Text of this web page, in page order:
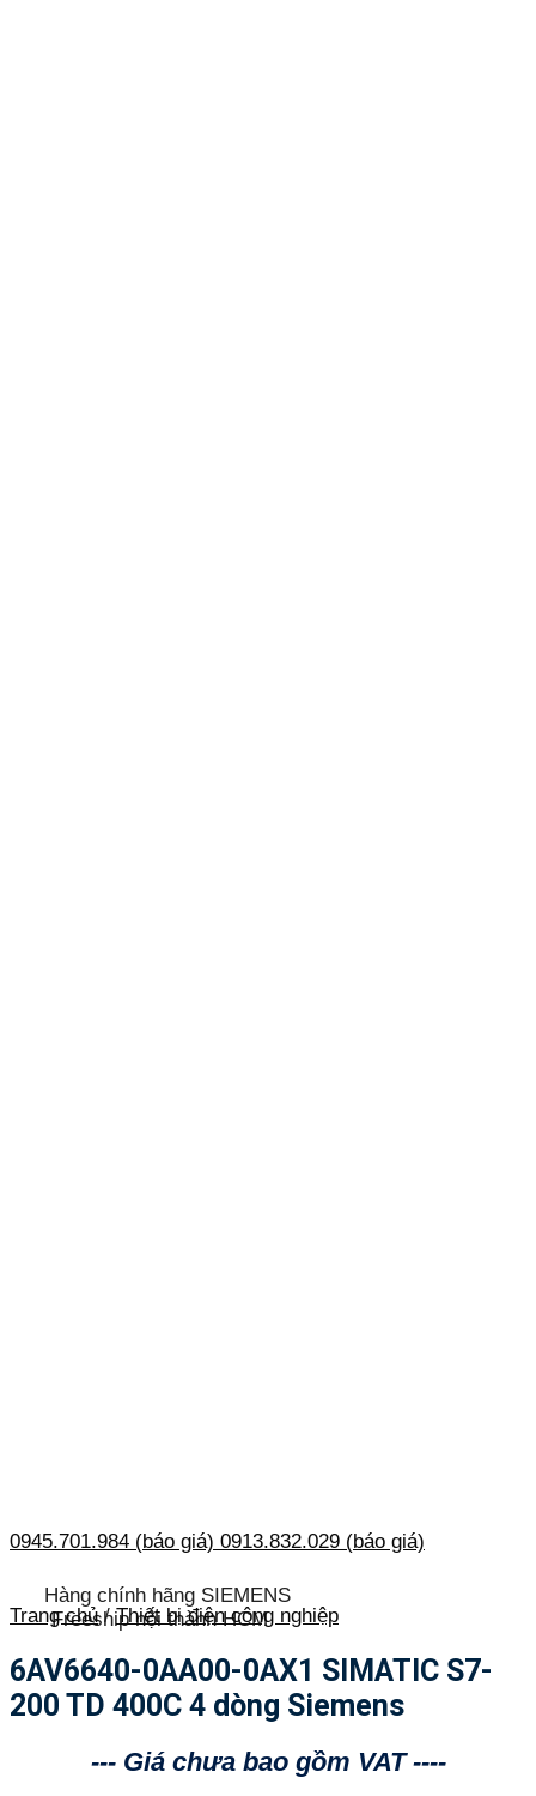
0945.701.984 (báo giá) 0913.832.029 (báo giá)
Hàng chính hãng SIEMENS
Freeship nội thành HCM
Trang chủ / Thiết bị điện công nghiệp
6AV6640-0AA00-0AX1 SIMATIC S7-
200 TD 400C 4 dòng Siemens
--- Giá chưa bao gồm VAT ----